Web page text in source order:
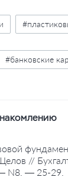
#банковские
//
N8. — 25-29.